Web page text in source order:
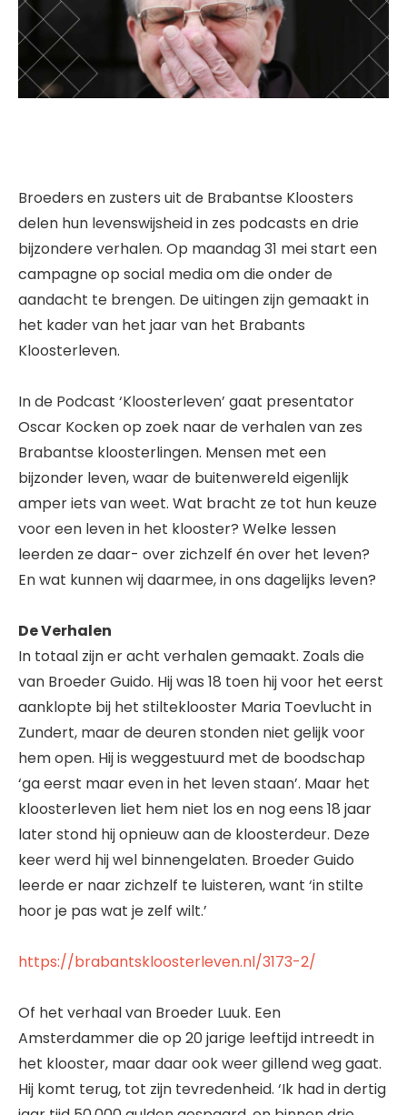
Broeders en zusters uit de Brabantse Kloosters
delen hun levenswijsheid in zes podcasts en drie
bijzondere verhalen. Op maandag 31 mei start een
campagne op social media om die onder de
aandacht te brengen. De uitingen zijn gemaakt in
het kader van het jaar van het Brabants
Kloosterleven.
In de Podcast ‘Kloosterleven’ gaat presentator
Oscar Kocken op zoek naar de verhalen van zes
Brabantse kloosterlingen. Mensen met een
bijzonder leven, waar de buitenwereld eigenlijk
amper iets van weet. Wat bracht ze tot hun keuze
voor een leven in het klooster? Welke lessen
leerden ze daar- over zichzelf én over het leven?
En wat kunnen wij daarmee, in ons dagelijks leven?
De Verhalen
In totaal zijn er acht verhalen gemaakt. Zoals die
van Broeder Guido. Hij was 18 toen hij voor het eerst
aanklopte bij het stilteklooster Maria Toevlucht in
Zundert, maar de deuren stonden niet gelijk voor
hem open. Hij is weggestuurd met de boodschap
‘ga eerst maar even in het leven staan’. Maar het
kloosterleven liet hem niet los en nog eens 18 jaar
later stond hij opnieuw aan de kloosterdeur. Deze
keer werd hij wel binnengelaten. Broeder Guido
leerde er naar zichzelf te luisteren, want ‘in stilte
hoor je pas wat je zelf wilt.’
https://brabantskloosterleven.nl/3173-2/
Of het verhaal van Broeder Luuk. Een
Amsterdammer die op 20 jarige leeftijd intreedt in
het klooster, maar daar ook weer gillend weg gaat.
Hij komt terug, tot zijn tevredenheid. ‘Ik had in dertig